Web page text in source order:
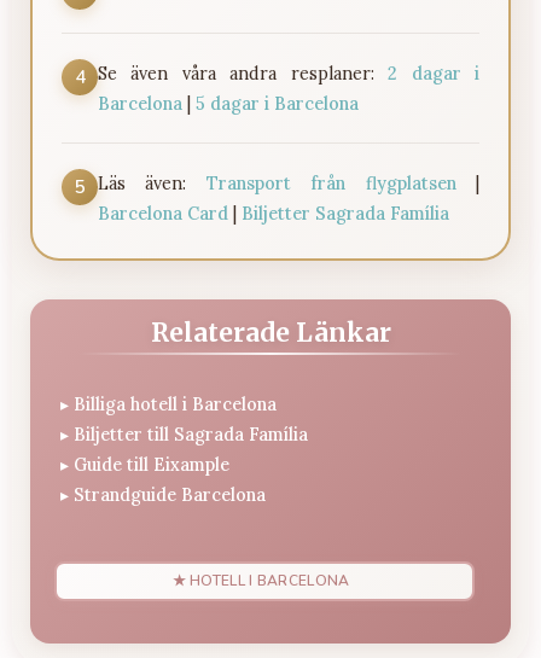
4 Se även våra andra resplaner:2 dagar i
Barcelona
5 dagar i Barcelona
5 Läs även: Transport från flygplatsen|
Barcelona Card
Biljetter Sagrada Família
Relaterade Länkar
▸ Billiga hotell i Barcelona
▸ Biljetter till Sagrada Família
▸ Guide till Eixample
▸ Strandguide Barcelona
★ HOTELL I BARCELONA